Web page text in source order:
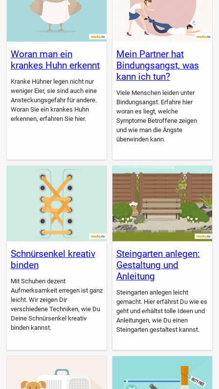
Woran man ein
krankes Huhn erkennt
Kranke Hühner legen nicht nur
weniger Eier, sie sind auch eine
Ansteckungsgefahr für andere.
Woran Sie ein krankes Huhn
erkennen, erfahren Sie hier.
Mein Partner hat
Bindungsangst, was
kann ich tun?
Viele Menschen leiden unter
Bindungsangst. Erfahre hier
woran es liegt, welche
Symptome Betroffene zeigen
und wie man die Ängste
überwinden kann.
Schnürsenkel kreativ
binden
Mit Schuhen dezent
Aufmerksamkeit erregen ist ganz
leicht. Wir zeigen Dir
verschiedene Techniken, wie Du
Deine Schnürsenkel kreativ
binden kannst.
Steingarten anlegen:
Gestaltung und
Anleitung
Steingarten anlegen leicht
gemacht. Hier erfährst Du wie es
geht und erhältst tolle Ideen und
Anleitungen, wie Du einen
Steingarten gestaltest kannst.